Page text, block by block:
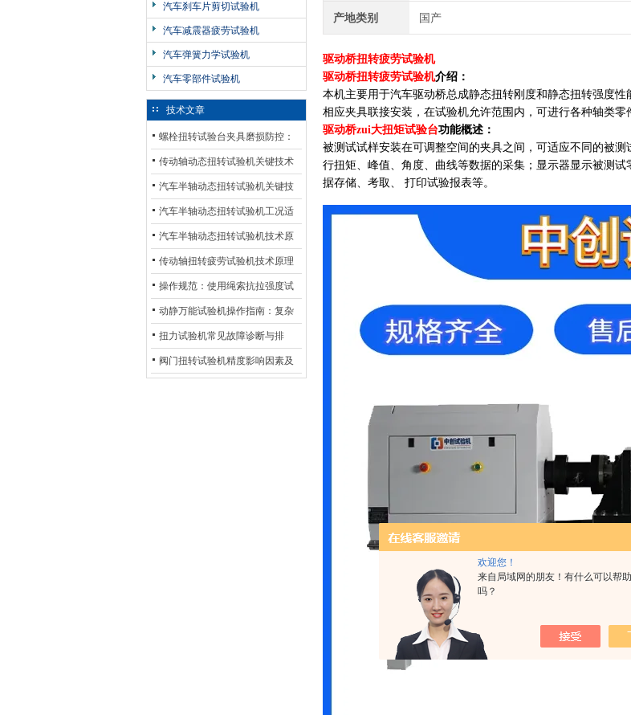
欢迎您！
来自局域网的朋友！有什么可以帮
吗？
汽车刹车片剪切试验机
汽车减震器疲劳试验机
汽车弹簧力学试验机
汽车零部件试验机
技术文章
螺栓扭转试验台夹具磨损防控：
材质选型与表面处理的耐用性优
化
传动轴动态扭转试验机关键技术
及产业落地应用
汽车半轴动态扭转试验机关键技
术及产业落地应用
汽车半轴动态扭转试验机工况适
配与质控应用探析
汽车半轴动态扭转试验机技术原
理与行业应用
传动轴扭转疲劳试验机技术原理
与行业应用
操作规范：使用绳索抗拉强度试
验机的完整测试步骤
动静万能试验机操作指南：复杂
动态测试的标准化流程
扭力试验机常见故障诊断与排
除：从传感器信号异常到机械传
阀门扭转试验机精度影响因素及
产地类别 国产
驱动桥扭转疲劳试验机
驱动桥扭转疲劳试验机介绍：
本机主要用于汽车驱动桥总成静态扭转刚度和静态扭转强度
相应夹具联接安装，在试验机允许范围内，可进行各种轴类零
驱动桥zui大扭矩试验台功能概述：
被测试试样安装在可调整空间的夹具之间，可适应不同的被
行扭矩、峰值、角度、曲线等数据的采集；显示器显示被测
据存储、考取、 打印试验报表等。